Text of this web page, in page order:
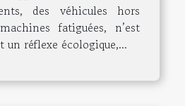
des véhicules hors
fatiguées, n’est
un réflexe écologique,...